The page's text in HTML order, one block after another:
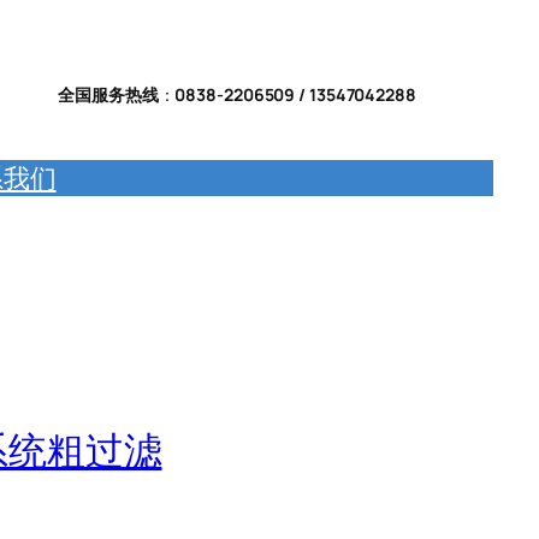
全国服务热线： 0838-2206509 / 13547042288
们
粗过滤